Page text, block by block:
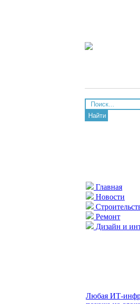
Найти
Главная
Новости
Ремонт
Дизайн и
Любая ИТ-